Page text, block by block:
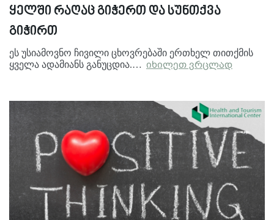
ყელში რაღაც გიჭერთ და სუნთქვა
გიჭირთ
ეს უსიამოვნო ჩივილი ცხოვრებაში ერთხელ თითქმის
ყველა ადამიანს განუცდია.… იხილეთ ვრცლად